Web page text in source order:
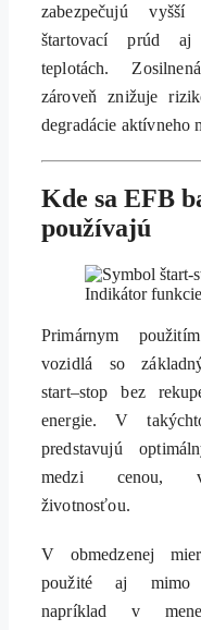
zabezpečujú
štartovací prúd
teplotách.
zároveň znižuje
degradácie aktívneho
Kde sa EFB
používajú
Indikátor
Primárnym
vozidlá so
start–stop bez
energie. V
predstavujú
medzi cenou,
životnosťou.
V obmedzenej
použité aj mimo
napríklad v